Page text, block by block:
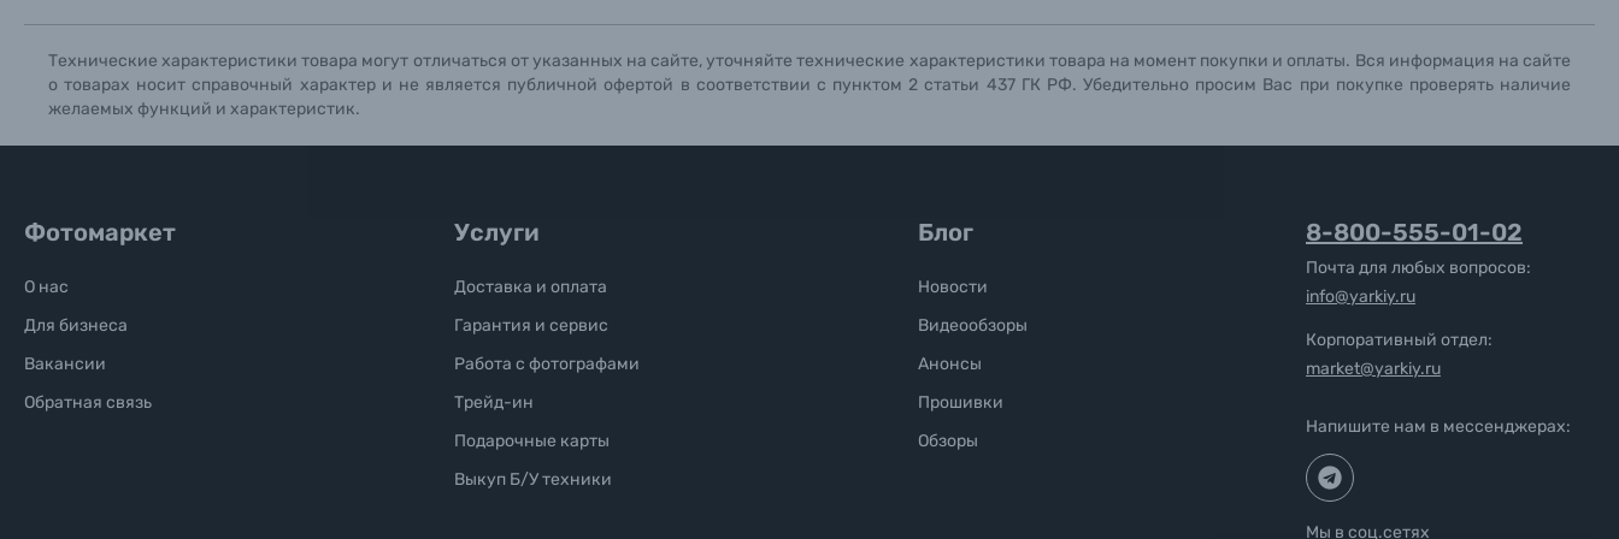
Б/У фототехника (Комиссионные товары)
Технические характеристики товара могут отличаться от указанных на сайте, уточняйте технические характеристики товара на момент покупки и оплаты. Вся информация на сайте
о товарах носит справочный характер и не является публичной офертой в соответствии с пунктом 2 статьи 437 ГК РФ. Убедительно просим Вас при покупке проверять наличие
желаемых функций и характеристик.
Фотомаркет
О нас
Для бизнеса
Вакансии
Обратная связь
Услуги
Доставка и оплата
Гарантия и сервис
Работа с фотографами
Трейд-ин
Подарочные карты
Выкуп Б/У техники
Блог
Новости
Видеообзоры
Анонсы
Прошивки
Обзоры
8-800-555-01-02
Почта для любых вопросов:
info@yarkiy.ru
Корпоративный отдел:
market@yarkiy.ru
Напишите нам в мессенджерах:
Мы в соц.сетях